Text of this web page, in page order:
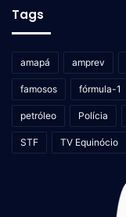
Tags
amapá amprev
famosos fórmula-1
petróleo Polícia
STF TV Equinócio